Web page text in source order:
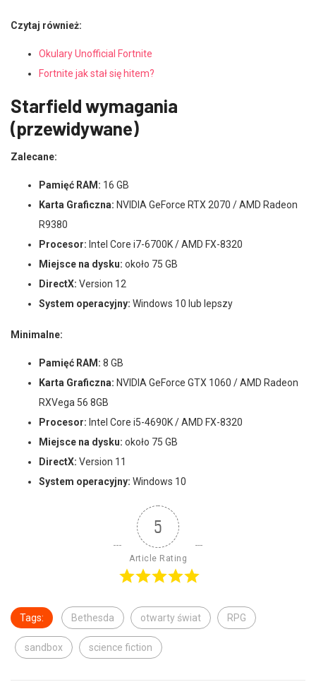
Czytaj również:
Okulary Unofficial Fortnite
Fortnite jak stał się hitem?
Starfield wymagania
(przewidywane)
Zalecane:
Pamięć RAM: 16 GB
Karta Graficzna: NVIDIA GeForce RTX 2070 / AMD Radeon
R9380
Procesor: Intel Core i7-6700K / AMD FX-8320
Miejsce na dysku: około 75 GB
DirectX: Version 12
System operacyjny: Windows 10 lub lepszy
Minimalne:
Pamięć RAM: 8 GB
Karta Graficzna: NVIDIA GeForce GTX 1060 / AMD Radeon
RXVega 56 8GB
Procesor: Intel Core i5-4690K / AMD FX-8320
Miejsce na dysku: około 75 GB
DirectX: Version 11
System operacyjny: Windows 10
5
Article Rating
Tags: Bethesda otwarty świat RPG
sandbox science fiction